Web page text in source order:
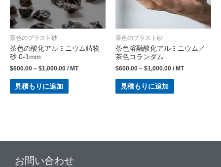
茶色のブラスト砂
茶色の酸化アルミニウム鋳物
砂 0-1mm
$600.00 – $1,000.00 / MT
見積もりに追加
茶色のブラスト砂
茶色溶融酸化アルミニウム／
茶色コランダム
$600.00 – $1,000.00 / MT
見積もりに追加
お問い合わせ